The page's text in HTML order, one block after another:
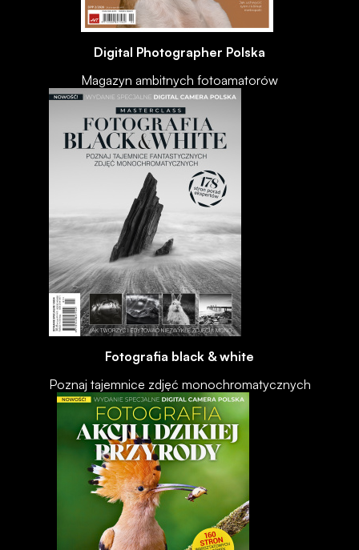
Digital Photographer Polska
Magazyn ambitnych fotoamatorów
Fotografia black & white
Poznaj tajemnice zdjęć monochromatycznych